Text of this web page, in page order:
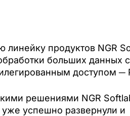
линейку продуктов NGR
больших данных с
доступом ─
решениями NGR
успешно развернули и